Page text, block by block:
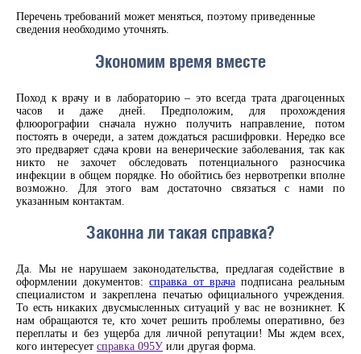
Перечень требований может меняться, поэтому приведенные
сведения необходимо уточнять.
Экономим время вместе
Поход к врачу и в лабораторию – это всегда трата драгоценных
часов и даже дней. Предположим, для прохождения
флюорографии сначала нужно получить направление, потом
постоять в очереди, а затем дождаться расшифровки. Нередко все
это предваряет сдача крови на венерические заболевания, так как
никто не захочет обследовать потенциального разносчика
инфекции в общем порядке. Но обойтись без нервотрепки вполне
возможно. Для этого вам достаточно связаться с нами по
указанным контактам.
Законна ли такая справка?
Да. Мы не нарушаем законодательства, предлагая содействие в
оформлении документов:справка от врачаподписана реальным
специалистом и закреплена печатью официального учреждения.
То есть никаких двусмысленных ситуаций у вас не возникнет. К
нам обращаются те, кто хочет решить проблемы оперативно, без
переплаты и без ущерба для личной репутации! Мы ждем всех,
кого интересует справка 095У или другая форма.